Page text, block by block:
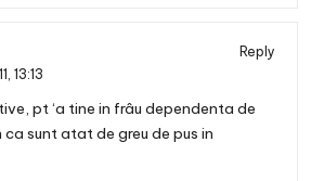
Reply
13:13
pt ‘a tine in frâu dependenta de
ca sunt atat de greu de pus in